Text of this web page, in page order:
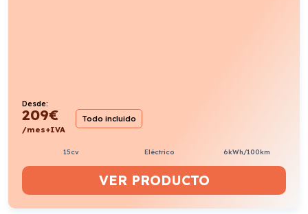
Desde:
209€
/mes+IVA
Todo incluido
15cv Eléctrico 6kWh/100km
VER PRODUCTO